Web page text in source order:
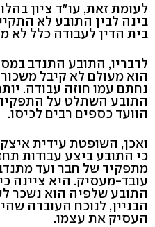
לעומת זאת, עו"ד ציון
בינה לבין התובע לא
בית הדין לעבודה כלל לא
לדבריו, התובע התנדב
הוא מעולם לא קיבל
נחתם עמו חוזה עבודה.
התובע השתלט על
הוועד כספים רבים לכיסו.
ואכן, השופטת עידית
כי התובע ביצע עבודות
מתפקיד של חבר ועד
עובד-מעסיק. היא ציינה
התובע שלפיה הוא נשכר
הבניין, לנוכח העובדה
העסיק את עצמו.